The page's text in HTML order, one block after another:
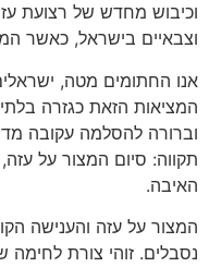
וכיבוש מחדש של רצועת
וצבאיים בישראל, כאשר
אנו החתומים מטה,
המציאות הזאת כגזרה
וברורה להסלמה עקובה
תקווה: סיום המצור על
האיבה.
המצור על עזה והענישה
נסבלים. זוהי צורת לחימה